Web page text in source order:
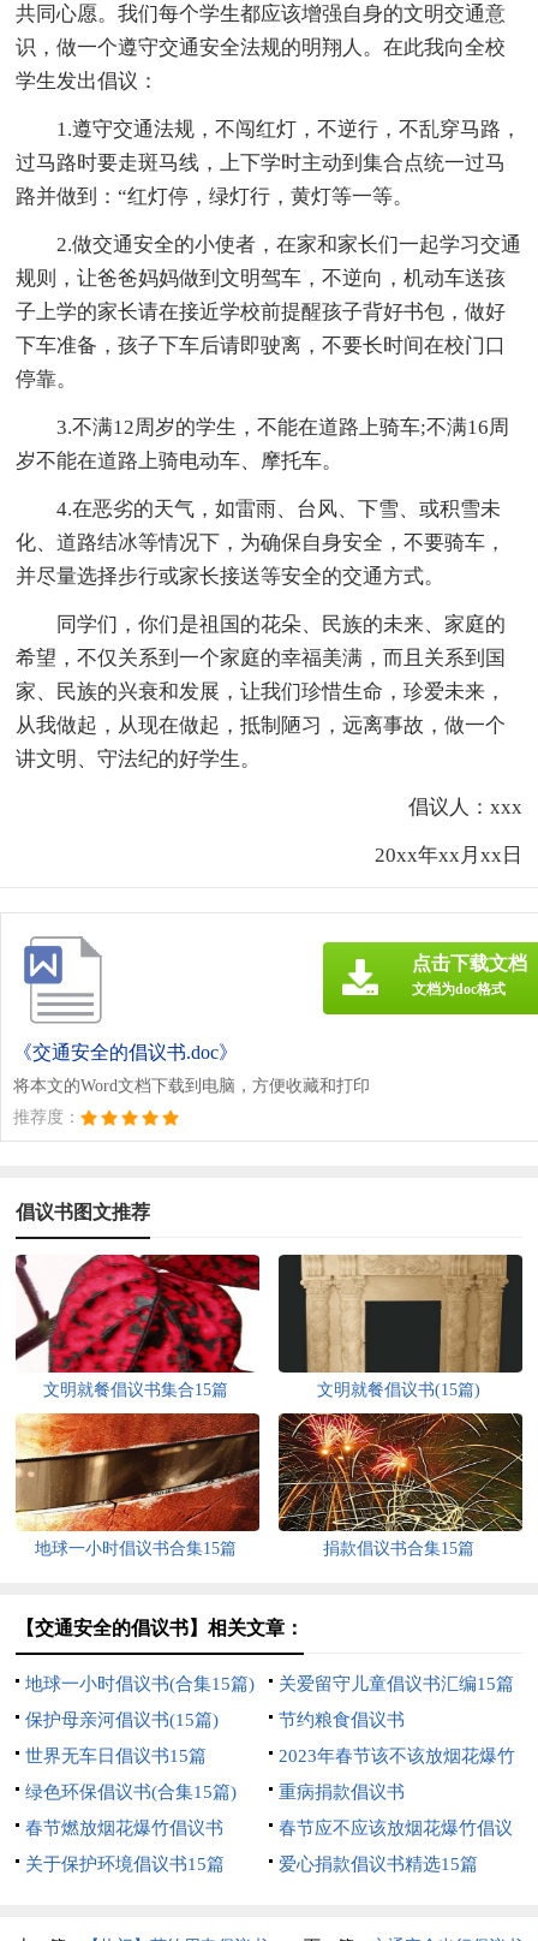
共同心愿。我们每个学生都应该增强自身的文明交通意
识，做一个遵守交通安全法规的明翔人。在此我向全校
学生发出倡议：
1.遵守交通法规，不闯红灯，不逆行，不乱穿马路，
过马路时要走斑马线，上下学时主动到集合点统一过马
路并做到：“红灯停，绿灯行，黄灯等一等。
2.做交通安全的小使者，在家和家长们一起学习交通
规则，让爸爸妈妈做到文明驾车，不逆向，机动车送孩
子上学的家长请在接近学校前提醒孩子背好书包，做好
下车准备，孩子下车后请即驶离，不要长时间在校门口
停靠。
3.不满12周岁的学生，不能在道路上骑车;不满16周
岁不能在道路上骑电动车、摩托车。
4.在恶劣的天气，如雷雨、台风、下雪、或积雪未
化、道路结冰等情况下，为确保自身安全，不要骑车，
并尽量选择步行或家长接送等安全的交通方式。
同学们，你们是祖国的花朵、民族的未来、家庭的
希望，不仅关系到一个家庭的幸福美满，而且关系到国
家、民族的兴衰和发展，让我们珍惜生命，珍爱未来，
从我做起，从现在做起，抵制陋习，远离事故，做一个
讲文明、守法纪的好学生。
倡议人：xxx
20xx年xx月xx日
《交通安全的倡议书.doc》
将本文的Word文档下载到电脑，方便收藏和打印
推荐度：
点击下载文档
文档为doc格式
倡议书图文推荐
文明就餐倡议书集合15篇 文明就餐倡议书(15篇)
地球一小时倡议书合集15篇 捐款倡议书合集15篇
【交通安全的倡议书】相关文章：
地球一小时倡议书(合集15篇)
关爱留守儿童倡议书汇编15篇
保护母亲河倡议书(15篇)
节约粮食倡议书
世界无车日倡议书15篇
2023年春节该不该放烟花爆竹
倡议书范文600字（通用7篇）
绿色环保倡议书(合集15篇)
重病捐款倡议书
春节燃放烟花爆竹倡议书
春节应不应该放烟花爆竹倡议
书（精选14篇）
关于保护环境倡议书15篇 爱心捐款倡议书精选15篇